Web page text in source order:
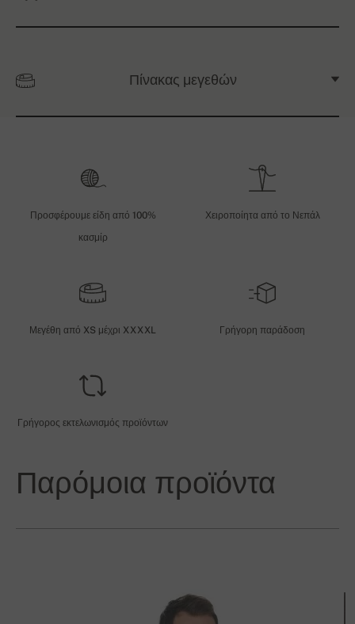
Πίνακας μεγεθών
Προσφέρουμε είδη από 100%
κασμίρ
Χειροποίητα από το Νεπάλ
Μεγέθη από XS μέχρι XXXXL Γρήγορη παράδοση
Γρήγορος εκτελωνισμός προϊόντων
Παρόμοια προϊόντα